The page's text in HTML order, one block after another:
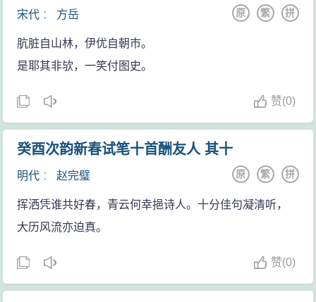
苦，上下片交叉互补、回环往复，将一个泪痕难拭的痴
心女形象灵动地显现于笔端，诚无愧其“才子”之誉称。
宋代 ： 方岳 拼
繁
原
肮脏自山林，伊优自朝市。
是耶其非欤，一笑付图史。
赞(0)
癸酉次韵新春试笔十首酬友人 其十
明代 ：赵完璧 拼
繁
原
挥洒凭谁共好春，青云何幸挹诗人。十分佳句凝清听，
大历风流亦迫真。
赞(0)